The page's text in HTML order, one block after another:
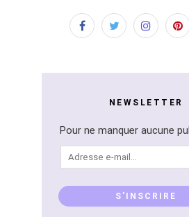
NEWSLETTER
Pour ne manquer aucune
Adresse
e-
S'INSCRIRE